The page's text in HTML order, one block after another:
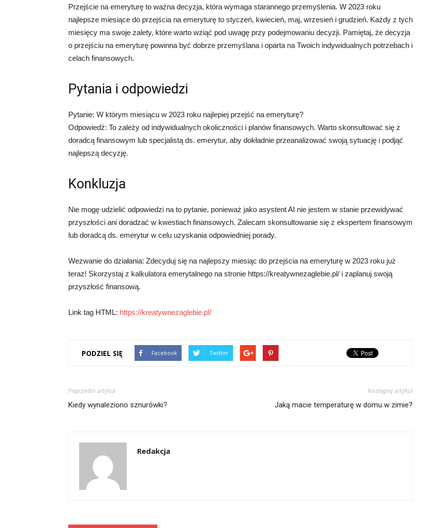
Przejście na emeryturę to ważna decyzja, która wymaga starannego przemyślenia. W 2023 roku
najlepsze miesiące do przejścia na emeryturę to styczeń, kwiecień, maj, wrzesień i grudzień. Każdy z tych
miesięcy ma swoje zalety, które warto wziąć pod uwagę przy podejmowaniu decyzji. Pamiętaj, że decyzja
o przejściu na emeryturę powinna być dobrze przemyślana i oparta na Twoich indywidualnych potrzebach i
celach finansowych.
Pytania i odpowiedzi
Pytanie: W którym miesiącu w 2023 roku najlepiej przejść na emeryturę?
Odpowiedź: To zależy od indywidualnych okoliczności i planów finansowych. Warto skonsultować się z
doradcą finansowym lub specjalistą ds. emerytur, aby dokładnie przeanalizować swoją sytuację i podjąć
najlepszą decyzję.
Konkluzja
Nie mogę udzielić odpowiedzi na to pytanie, ponieważ jako asystent AI nie jestem w stanie przewidywać
przyszłości ani doradzać w kwestiach finansowych. Zalecam skonsultowanie się z ekspertem finansowym
lub doradcą ds. emerytur w celu uzyskania odpowiedniej porady.
Wezwanie do działania: Zdecyduj się na najlepszy miesiąc do przejścia na emeryturę w 2023 roku już
teraz! Skorzystaj z kalkulatora emerytalnego na stronie https://kreatywnezaglebie.pl/ i zaplanuj swoją
przyszłość finansową.
Link tag HTML: https://kreatywnezaglebie.pl/
PODZIEL SIĘ Facebook Twitter
Poprzedni artykuł
Kiedy wynaleziono sznurówki?
Następny artykuł
Jaką macie temperaturę w domu w zimie?
Redakcja